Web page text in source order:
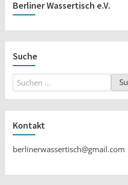
Berliner Wassertisch e.V.
Suche
Suchen
nach:
Kontakt
berlinerwassertisch@gmail.com